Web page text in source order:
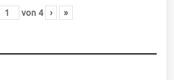
von 4 › »